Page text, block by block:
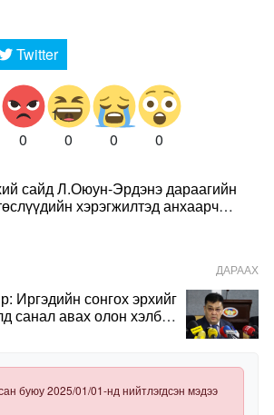
Twitter
0 0 0 0
сайд Л.Оюун-Эрдэнэ дараагийн
хэрэгжилтэд анхаарч
ДАРААХ
Иргэдийн сонгох эрхийг
санал авах олон хэлбэр
буюу 2025/01/01-нд нийтлэгдсэн мэдээ